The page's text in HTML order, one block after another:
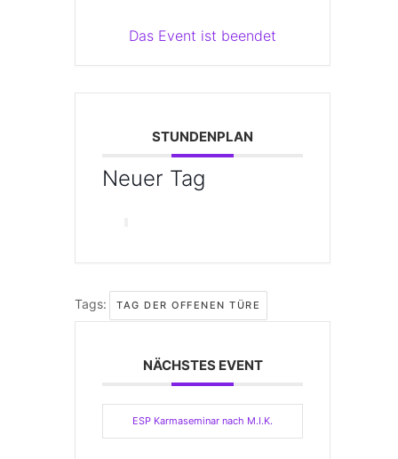
Das Event ist beendet
STUNDENPLAN
Neuer Tag
Tags: TAG DER OFFENEN TÜRE
NÄCHSTES EVENT
ESP Karmaseminar nach M.I.K.